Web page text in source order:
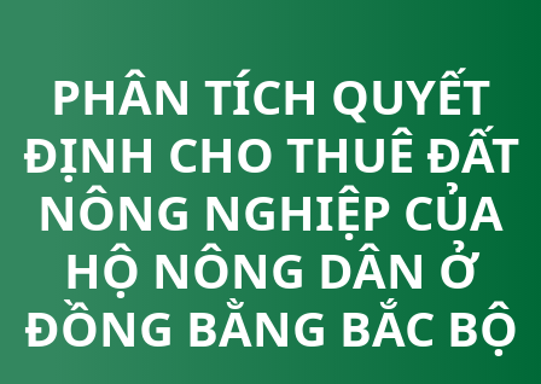
PHÂN TÍCH QUYẾT
ĐỊNH CHO THUÊ ĐẤT
NÔNG NGHIỆP CỦA
HỘ NÔNG DÂN Ở
ĐỒNG BẰNG BẮC BỘ